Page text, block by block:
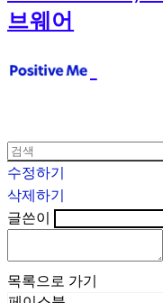
브웨어
수정하기
삭제하기
글쓴이
목록으로 가기